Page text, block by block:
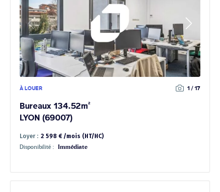
À LOUER 1 / 17
Bureaux 134.52m²
LYON (69007)
Loyer : 2 598 € /mois (HT/HC)
Disponibilité : Immédiate